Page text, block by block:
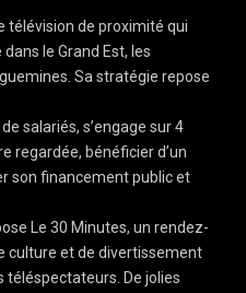
télévision de proximité qui
le Grand Est, les
Sa stratégie repose
salariés, s’engage sur 4
regardée, bénéficier d’un
son financement public et
Le 30 Minutes, un rendez-
culture et de divertissement
téléspectateurs. De jolies